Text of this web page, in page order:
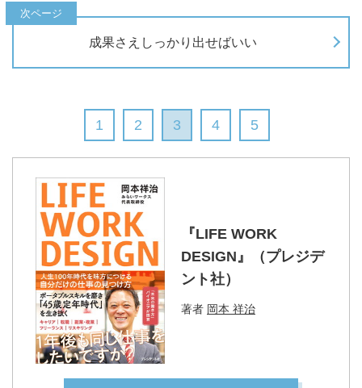
成果さえしっかり出せばいい
1 2 3 4 5
『LIFE WORK
DESIGN』（プレジデ
ント社）
著者 岡本 祥治